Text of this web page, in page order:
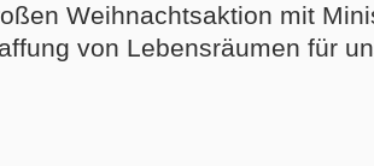
Weihnachtsaktion mit
von Lebensräumen für